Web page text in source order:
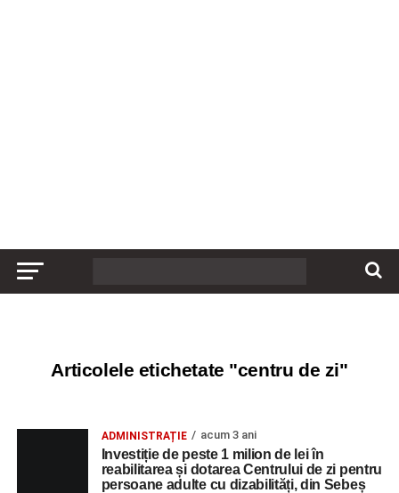
Articolele etichetate "centru de zi"
ADMINISTRAȚIE acum 3 ani
Investiție de peste 1 milion de lei în
reabilitarea și dotarea Centrului de zi pentru
persoane adulte cu dizabilități, din Sebeș